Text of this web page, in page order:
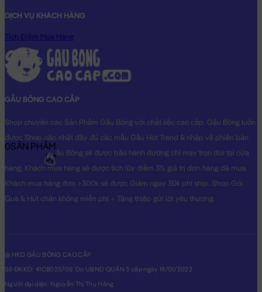
DỊCH VỤ KHÁCH HÀNG
Tích Điểm Mua Hàng
GẤU BÔNG CAO CẤP
Shop chuyên các Sản Phẩm Gấu Bông với chất liệu cao cấp. Gấu Bông luôn
được Shop cập nhật đầy đủ các mẫu Gấu Hot Trend & nhập về phiên bản
Original nhất. Gấu Bông sẽ được bảo hành đường chỉ may trọn đời tại cửa
hàng, Khách mua hàng sẽ được tích lũy điểm 3% giá trị đơn hàng đã mua.
Khách mua hàng đơn >300k sẽ được Giảm ngay 30k phí ship. Shop Gói
Quà & Hút chân không miễn phí + Tặng thiệp gửi lời yêu thương.
@ HKD GẤU BÔNG CAO CẤP
Số ĐKKD: 41C8025705. Do UBND QUẬN 3 cấp ngày 19/01/2022
Người đại diện: Nguyễn Thị Thu Hằng
0SẢN PHẨM
0₫